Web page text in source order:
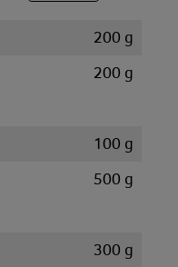
200 g
200 g
100 g
500 g
300 g